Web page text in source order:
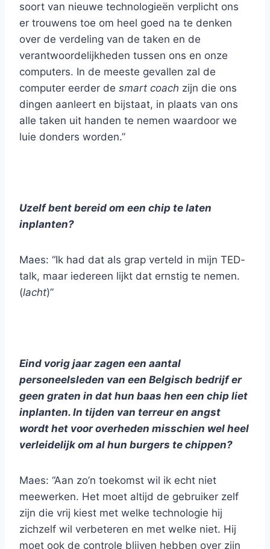
soort van nieuwe technologieën verplicht ons
er trouwens toe om heel goed na te denken
over de verdeling van de taken en de
verantwoordelijkheden tussen ons en onze
computers. In de meeste gevallen zal de
computer eerder de smart coach zijn die ons
dingen aanleert en bijstaat, in plaats van ons
alle taken uit handen te nemen waardoor we
luie donders worden.”
Uzelf bent bereid om een chip te laten
inplanten?
Maes: “Ik had dat als grap verteld in mijn TED-
talk, maar iedereen lijkt dat ernstig te nemen.
(lacht)”
Eind vorig jaar zagen een aantal
personeelsleden van een Belgisch bedrijf er
geen graten in dat hun baas hen een chip liet
inplanten. In tijden van terreur en angst
wordt het voor overheden misschien wel heel
verleidelijk om al hun burgers te chippen?
Maes: “Aan zo’n toekomst wil ik echt niet
meewerken. Het moet altijd de gebruiker zelf
zijn die vrij kiest met welke technologie hij
zichzelf wil verbeteren en met welke niet. Hij
moet ook de controle blijven hebben over zijn